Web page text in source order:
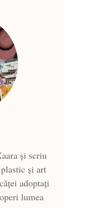
și scriu
și art
adoptați
lumea